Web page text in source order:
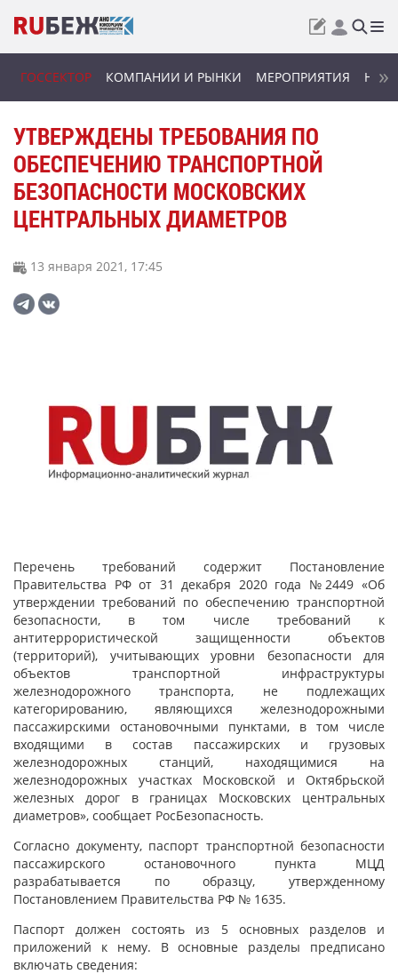
ГОССЕКТОР КОМПАНИИ И РЫНКИ МЕРОПРИЯТИЯ
УТВЕРЖДЕНЫ ТРЕБОВАНИЯ ПО
ОБЕСПЕЧЕНИЮ ТРАНСПОРТНОЙ
БЕЗОПАСНОСТИ МОСКОВСКИХ
ЦЕНТРАЛЬНЫХ ДИАМЕТРОВ
13 января 2021, 17:45
Перечень требований содержит Постановление
Правительства РФ от 31 декабря 2020 года №2449 «Об
утверждении требований по обеспечению транспортной
безопасности, в том числе требований к
антитеррористической защищенности объектов
(территорий), учитывающих уровни безопасности для
объектов транспортной инфраструктуры
железнодорожного транспорта, не подлежащих
категорированию, являющихся железнодорожными
пассажирскими остановочными пунктами, в том числе
входящими в состав пассажирских и грузовых
железнодорожных станций, находящимися на
железнодорожных участках Московской и Октябрьской
железных дорог в границах Московских центральных
диаметров», сообщает РосБезопасность.
Согласно документу, паспорт транспортной безопасности
пассажирского остановочного пункта МЦД
разрабатывается по образцу, утвержденному
Постановлением Правительства РФ № 1635.
Паспорт должен состоять из 5 основных разделов и
приложений к нему. В основные разделы предписано
включать сведения: